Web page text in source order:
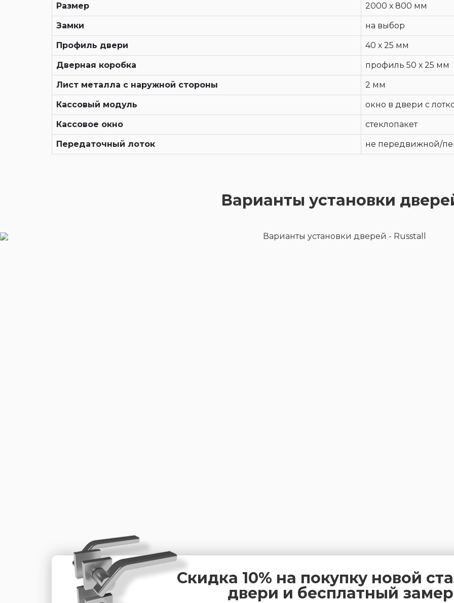
Размер 2000 х 800 мм
Замки на выбор
Профиль двери 40 х 25 мм
Дверная коробка профиль 50 х 25 мм
Лист металла с наружной стороны 2 мм
Кассовый модуль окно в двери с
Кассовое окно стеклопакет
Передаточный лоток не передвижной/
Варианты установки
Скидка 10% на покупку новой
двери и бесплатный замер